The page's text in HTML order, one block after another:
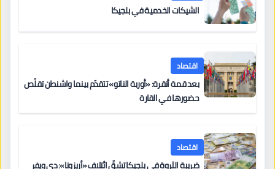
الشيكات الخدمية في بلجيكا
اقتصاد
بعد قمة أنقرة: «أوربة الناتو» تتقدّم بينما واشنطن تقلّص
حضورها في القارة
اقتصاد
ضريبة الثروة في بلجيكا تشقّ ائتلاف «أريزونا»: دي ويفر